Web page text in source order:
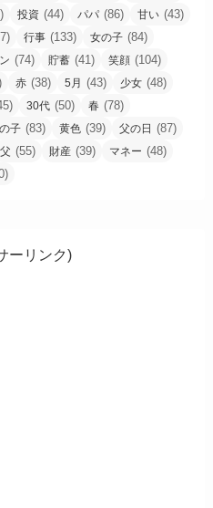
投資 (44) パパ (86) 甘い (43)
行事 (133) 女の子 (84)
(74) 貯蓄 (41) 笑顔 (104)
赤 (38) 5月 (43) 少女 (48)
30代 (50) 春 (78)
子 (83) 黄色 (39) 父の日 (87)
父 (55) 財産 (39) マネー (48)
ーリンク)